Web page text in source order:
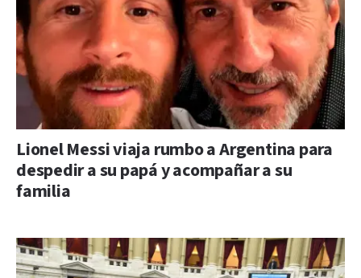
Lionel Messi viaja rumbo a Argentina para
despedir a su papá y acompañar a su
familia